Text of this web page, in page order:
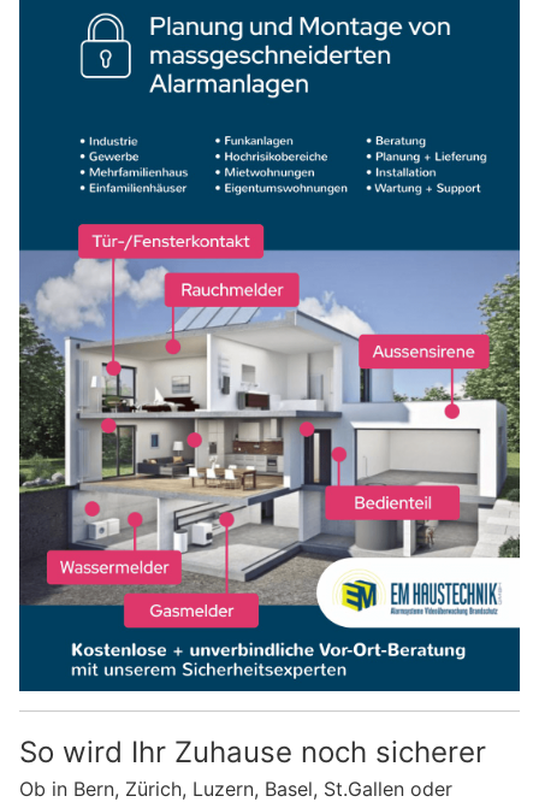
So wird Ihr Zuhause noch sicherer
Ob in Bern, Zürich, Luzern, Basel, St.Gallen oder